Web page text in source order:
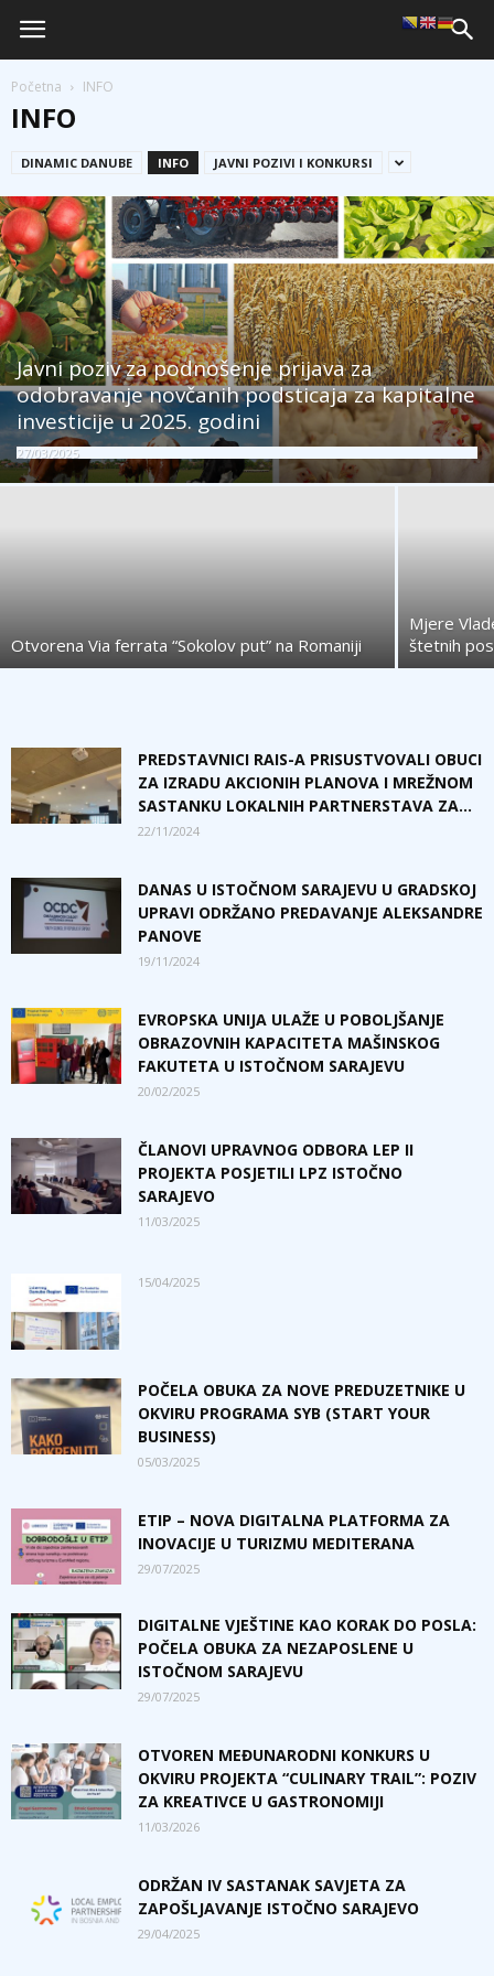
Početna INFO
INFO
DINAMIC DANUBE INFO JAVNI POZIVI I KONKURSI
Javni poziv za podnošenje prijava za
odobravanje novčanih podsticaja za kapitalne
investicije u 2025. godini
27/03/2025
Otvorena Via ferrata “Sokolov put” na Romaniji
Mjere
štetnih
PREDSTAVNICI RAIS-A PRISUSTVOVALI OBUCI
ZA IZRADU AKCIONIH PLANOVA I MREŽNOM
SASTANKU LOKALNIH PARTNERSTAVA ZA...
22/11/2024
DANAS U ISTOČNOM SARAJEVU U GRADSKOJ
UPRAVI ODRŽANO PREDAVANJE ALEKSANDRE
PANOVE
19/11/2024
EVROPSKA UNIJA ULAŽE U POBOLJŠANJE
OBRAZOVNIH KAPACITETA MAŠINSKOG
FAKUTETA U ISTOČNOM SARAJEVU
20/02/2025
ČLANOVI UPRAVNOG ODBORA LEP II
PROJEKTA POSJETILI LPZ ISTOČNO
SARAJEVO
11/03/2025
15/04/2025
POČELA OBUKA ZA NOVE PREDUZETNIKE U
OKVIRU PROGRAMA SYB (START YOUR
BUSINESS)
05/03/2025
ETIP – NOVA DIGITALNA PLATFORMA ZA
INOVACIJE U TURIZMU MEDITERANA
29/07/2025
DIGITALNE VJEŠTINE KAO KORAK DO POSLA:
POČELA OBUKA ZA NEZAPOSLENE U
ISTOČNOM SARAJEVU
29/07/2025
OTVOREN MEĐUNARODNI KONKURS U
OKVIRU PROJEKTA “CULINARY TRAIL”: POZIV
ZA KREATIVCE U GASTRONOMIJI
11/03/2026
ODRŽAN IV SASTANAK SAVJETA ZA
ZAPOŠLJAVANJE ISTOČNO SARAJEVO
29/04/2025